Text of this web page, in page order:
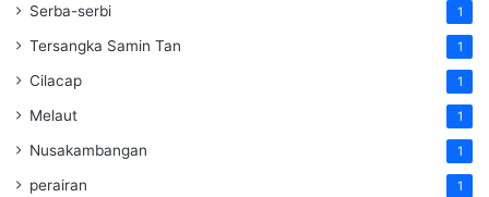
Serba-serbi 1
Tersangka Samin Tan 1
Cilacap 1
Melaut 1
Nusakambangan 1
perairan 1